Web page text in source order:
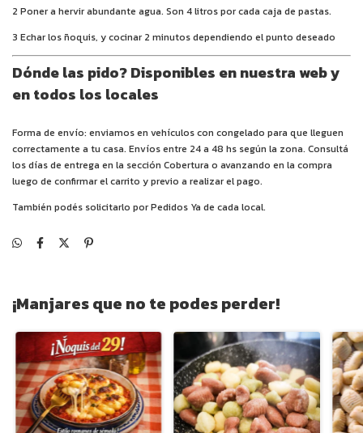
2 Poner a hervir abundante agua. Son 4 litros por cada caja de pastas.
3 Echar los ñoquis, y cocinar 2 minutos dependiendo el punto deseado
Dónde las pido? Disponibles en nuestra web y
en todos los locales
Forma de envío: enviamos en vehículos con congelado para que lleguen
correctamente a tu casa. Envíos entre 24 a 48 hs según la zona. Consultá
los días de entrega en la sección Cobertura o avanzando en la compra
luego de confirmar el carrito y previo a realizar el pago.
También podés solicitarlo por Pedidos Ya de cada local.
¡Manjares que no te podes perder!